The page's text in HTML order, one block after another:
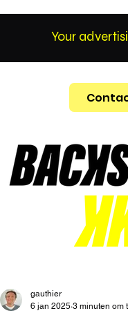
Your
gauthier
6 jan 2025 3 minuten om